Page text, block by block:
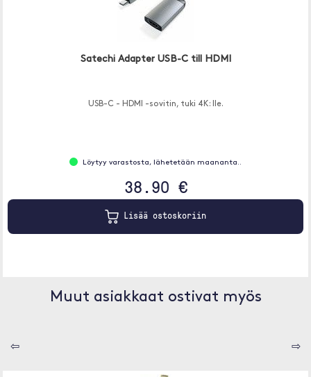
Satechi Adapter USB-C till HDMI
USB-C - HDMI -sovitin, tuki 4K: lle.
Löytyy varastosta, lähetetään maananta..
38.90 €
Lisää ostoskoriin
Muut asiakkaat ostivat myös
⇦ ⇨